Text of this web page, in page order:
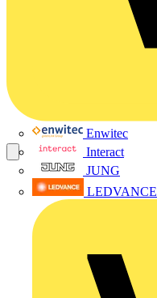
Enwitec
Interact
JUNG
LEDVANCE